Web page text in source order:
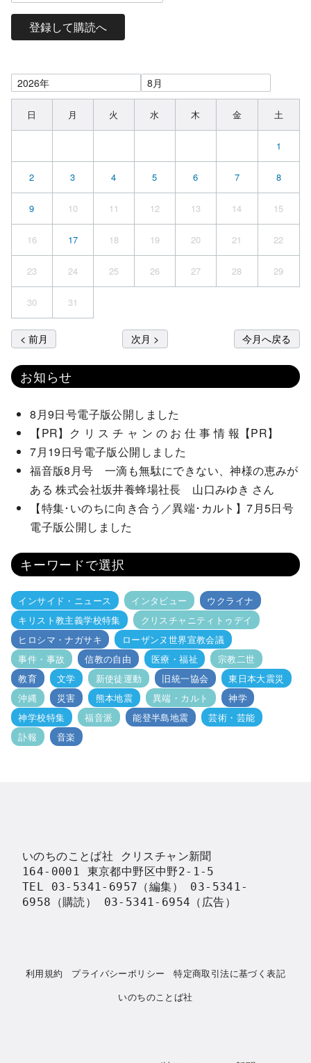
登録して購読へ
日 月 火 水 木 金 土
1
2 3 4 5 6 7 8
9 10 11 12 13 14 15
16 17 18 19 20 21 22
23 24 25 26 27 28 29
30 31
< 前月 次月 > 今月へ戻る
お知らせ
8月9日号電子版公開しました
【PR】ク リ ス チ ャ ン の お 仕 事 情 報【PR】
7月19日号電子版公開しました
福音版8月号 一滴も無駄にできない、神様の恵みが
ある 株式会社坂井養蜂場社長 山口みゆき さん
【特集･いのちに向き合う／異端･カルト】7月5日号
電子版公開しました
キーワードで選択
インサイド・ニュース インタビュー
ウクライナ
キリスト教主義学校特集
クリスチャニティトゥデイ
ヒロシマ・ナガサキ
ローザンヌ世界宣教会議
事件・事故
信教の自由 医療・福祉
宗教二世
教育
文学 新使徒運動 旧統一協会
東日本大震災
沖縄
災害 熊本地震 異端・カルト
神学
神学校特集
福音派 能登半島地震
芸術・芸能
訃報
音楽
いのちのことば社 クリスチャン新聞
164-0001 東京都中野区中野2-1-5
TEL 03-5341-6957（編集） 03-5341-
6958（購読） 03-5341-6954（広告）
利用規約 プライバシーポリシー
特定商取引法に基づく表記
いのちのことば社